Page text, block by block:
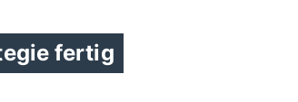
fertig